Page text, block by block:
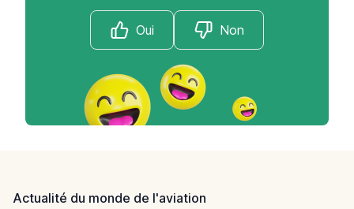
Oui Non
Actualité du monde de l'aviation